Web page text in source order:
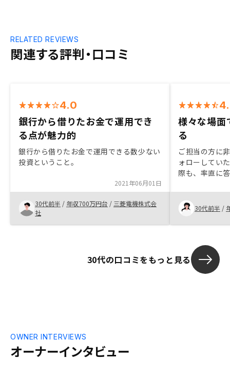
関連する評判・口コミ
RELATED REVIEWS
4.0
銀行から借りたお金で運用でき
る点が魅力的
銀行から借りたお金で運用できる数少ない
投資ということ。
2021年06月01日
30代前半 / 年収700万円台 / 三菱電機株式会
社
様々な場
る
ご担当の方に
ォローしてい
際も、率直に
で管理出来る
す。様々な場
後、さらにサ
が持てました。
30代前半 /
30代の口コミをもっと見る
オーナーインタビュー
OWNER INTERVIEWS